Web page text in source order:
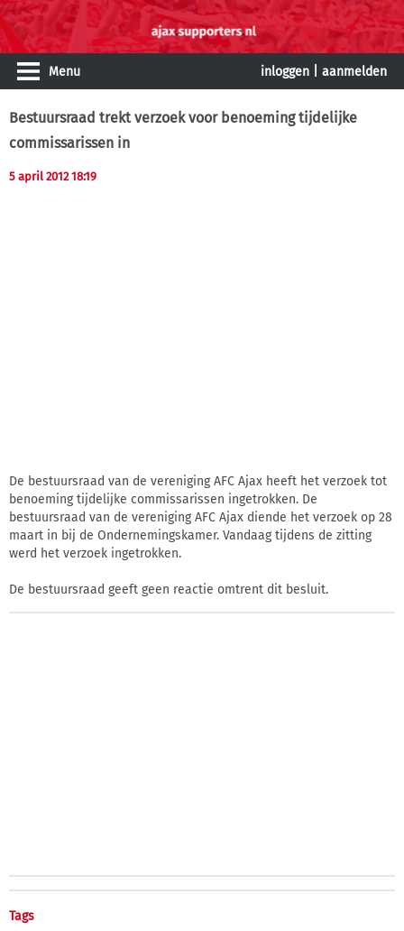
Menu inloggen aanmelden
Bestuursraad trekt verzoek voor benoeming tijdelijke
commissarissen in
5 april 2012 18:19
De bestuursraad van de vereniging AFC Ajax heeft het verzoek tot
benoeming tijdelijke commissarissen ingetrokken. De
bestuursraad van de vereniging AFC Ajax diende het verzoek op 28
maart in bij de Ondernemingskamer. Vandaag tijdens de zitting
werd het verzoek ingetrokken.
De bestuursraad geeft geen reactie omtrent dit besluit.
Tags